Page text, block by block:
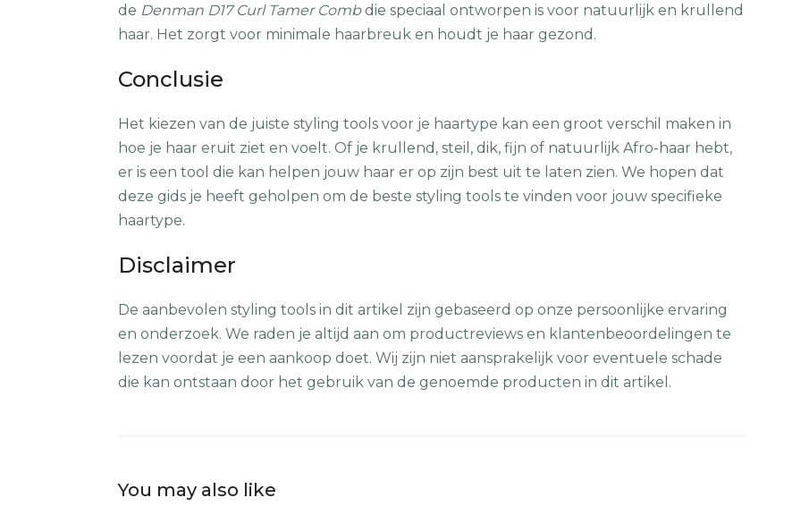
de Denman D17 Curl Tamer Combdie speciaal ontworpen is voor natuurlijk en krullend
haar. Het zorgt voor minimale haarbreuk en houdt je haar gezond.
Conclusie
Het kiezen van de juiste styling tools voor je haartype kan een groot verschil maken in
hoe je haar eruit ziet en voelt. Of je krullend, steil, dik, fijn of natuurlijk Afro-haar hebt,
er is een tool die kan helpen jouw haar er op zijn best uit te laten zien. We hopen dat
deze gids je heeft geholpen om de beste styling tools te vinden voor jouw specifieke
haartype.
Disclaimer
De aanbevolen styling tools in dit artikel zijn gebaseerd op onze persoonlijke ervaring
en onderzoek. We raden je altijd aan om productreviews en klantenbeoordelingen te
lezen voordat je een aankoop doet. Wij zijn niet aansprakelijk voor eventuele schade
die kan ontstaan ​​door het gebruik van de genoemde producten in dit artikel.
You may also like